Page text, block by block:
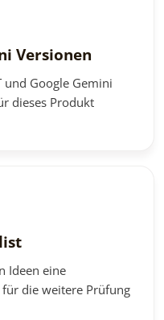
Versionen
und Google Gemini
dieses Produkt
Ideen eine
die weitere Prüfung